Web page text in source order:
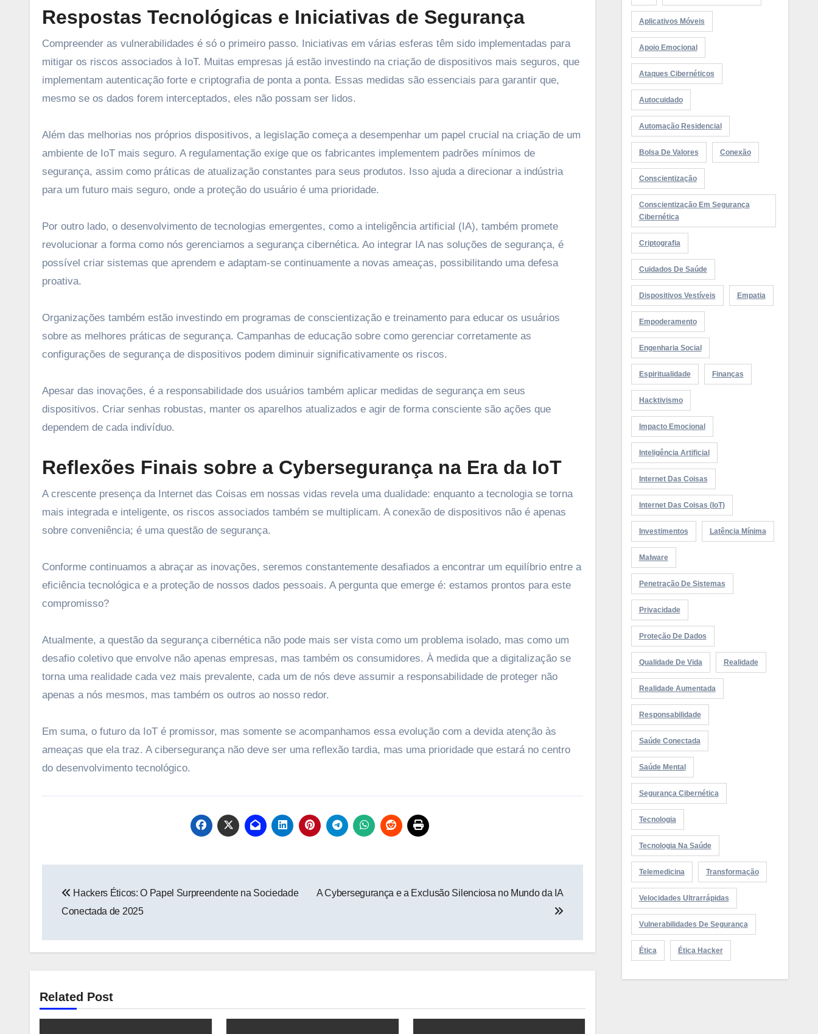
Respostas Tecnológicas e Iniciativas de Segurança
Compreender as vulnerabilidades é só o primeiro passo. Iniciativas em várias esferas têm sido implementadas para
mitigar os riscos associados à IoT. Muitas empresas já estão investindo na criação de dispositivos mais seguros, que
implementam autenticação forte e criptografia de ponta a ponta. Essas medidas são essenciais para garantir que,
mesmo se os dados forem interceptados, eles não possam ser lidos.
Além das melhorias nos próprios dispositivos, a legislação começa a desempenhar um papel crucial na criação de um
ambiente de IoT mais seguro. A regulamentação exige que os fabricantes implementem padrões mínimos de
segurança, assim como práticas de atualização constantes para seus produtos. Isso ajuda a direcionar a indústria
para um futuro mais seguro, onde a proteção do usuário é uma prioridade.
Por outro lado, o desenvolvimento de tecnologias emergentes, como a inteligência artificial (IA), também promete
revolucionar a forma como nós gerenciamos a segurança cibernética. Ao integrar IA nas soluções de segurança, é
possível criar sistemas que aprendem e adaptam-se continuamente a novas ameaças, possibilitando uma defesa
proativa.
Organizações também estão investindo em programas de conscientização e treinamento para educar os usuários
sobre as melhores práticas de segurança. Campanhas de educação sobre como gerenciar corretamente as
configurações de segurança de dispositivos podem diminuir significativamente os riscos.
Apesar das inovações, é a responsabilidade dos usuários também aplicar medidas de segurança em seus
dispositivos. Criar senhas robustas, manter os aparelhos atualizados e agir de forma consciente são ações que
dependem de cada indivíduo.
Reflexões Finais sobre a Cybersegurança na Era da IoT
A crescente presença da Internet das Coisas em nossas vidas revela uma dualidade: enquanto a tecnologia se torna
mais integrada e inteligente, os riscos associados também se multiplicam. A conexão de dispositivos não é apenas
sobre conveniência; é uma questão de segurança.
Conforme continuamos a abraçar as inovações, seremos constantemente desafiados a encontrar um equilíbrio entre a
eficiência tecnológica e a proteção de nossos dados pessoais. A pergunta que emerge é: estamos prontos para este
compromisso?
Atualmente, a questão da segurança cibernética não pode mais ser vista como um problema isolado, mas como um
desafio coletivo que envolve não apenas empresas, mas também os consumidores. À medida que a digitalização se
torna uma realidade cada vez mais prevalente, cada um de nós deve assumir a responsabilidade de proteger não
apenas a nós mesmos, mas também os outros ao nosso redor.
Em suma, o futuro da IoT é promissor, mas somente se acompanhamos essa evolução com a devida atenção às
ameaças que ela traz. A cibersegurança não deve ser uma reflexão tardia, mas uma prioridade que estará no centro
do desenvolvimento tecnológico.
de
Hackers Éticos: O Papel Surpreendente na Sociedade
Conectada de 2025
A Cybersegurança e a Exclusão Silenciosa no Mundo da IA
Related Post
Aplicativos Móveis
Apoio Emocional
Ataques Cibernéticos
Autocuidado
Automação Residencial
Bolsa De Valores Conexão
Conscientização
Conscientização Em Segurança
Cibernética
Criptografia
Cuidados De Saúde
Dispositivos Vestíveis Empatia
Empoderamento
Engenharia Social
Espiritualidade Finanças
Hacktivismo
Impacto Emocional
Inteligência Artificial
Internet Das Coisas
Internet Das Coisas (IoT)
Investimentos Latência Mínima
Malware
Penetração De Sistemas
Privacidade
Proteção De Dados
Qualidade De Vida Realidade
Realidade Aumentada
Responsabilidade
Saúde Conectada
Saúde Mental
Segurança Cibernética
Tecnologia
Tecnologia Na Saúde
Telemedicina Transformação
Velocidades Ultrarrápidas
Vulnerabilidades De Segurança
Ética Ética Hacker